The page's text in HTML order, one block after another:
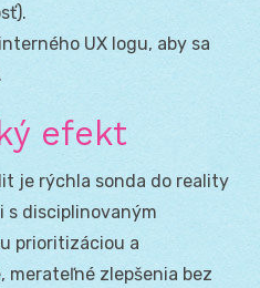
UX logu, aby sa
efekt
je rýchla sonda do reality
s disciplinovaným
prioritizáciou a
merateľné zlepšenia bez